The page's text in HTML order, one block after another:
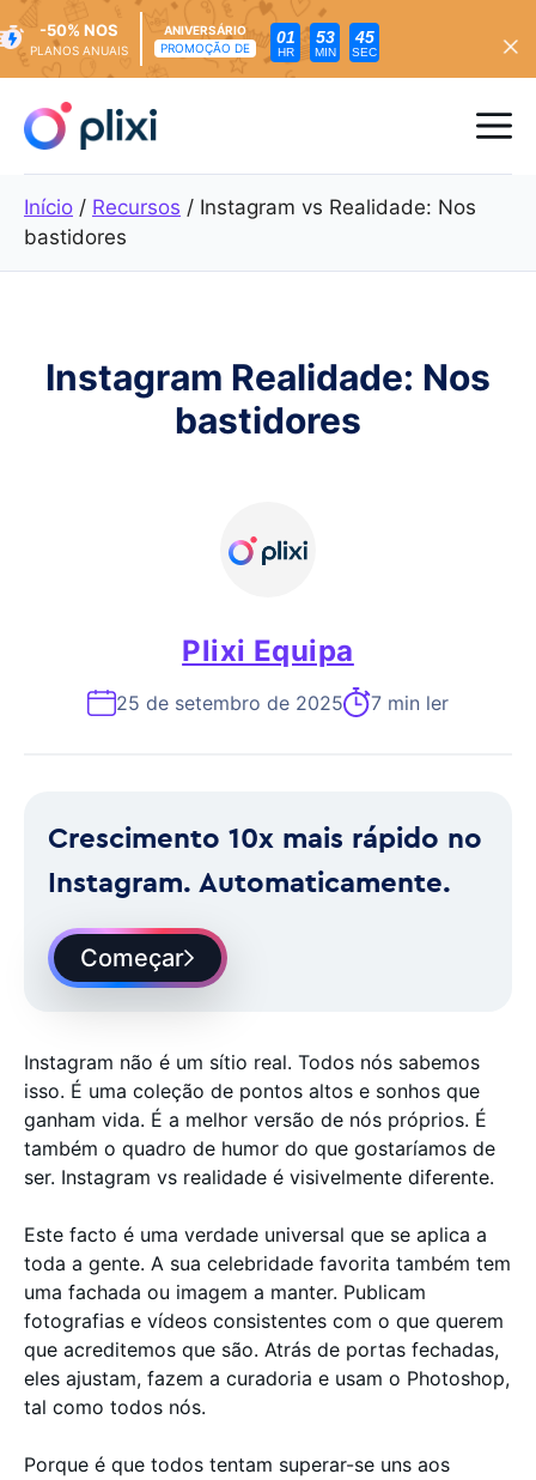
para
conteúdo
-50% NOS
PLANOS ANUAIS
ANIVERSÁRIO
PROMOÇÃO DE
01
HR
53
MIN
43
SEC
Início / Recursos / Instagram vs Realidade: Nos
bastidores
Instagram Realidade: Nos
bastidores
Plixi Equipa
25 de setembro de 2025 7 min ler
Crescimento 10x mais rápido no
Instagram. Automaticamente.
Começar
Instagram não é um sítio real. Todos nós sabemos
isso. É uma coleção de pontos altos e sonhos que
ganham vida. É a melhor versão de nós próprios. É
também o quadro de humor do que gostaríamos de
ser. Instagram vs realidade é visivelmente diferente.
Este facto é uma verdade universal que se aplica a
toda a gente. A sua celebridade favorita também tem
uma fachada ou imagem a manter. Publicam
fotografias e vídeos consistentes com o que querem
que acreditemos que são. Atrás de portas fechadas,
eles ajustam, fazem a curadoria e usam o Photoshop,
tal como todos nós.
Porque é que todos tentam superar-se uns aos